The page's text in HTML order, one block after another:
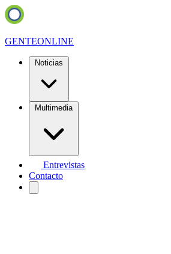
GENTEONLINE
Noticias
Multimedia
Entrevistas
Contacto